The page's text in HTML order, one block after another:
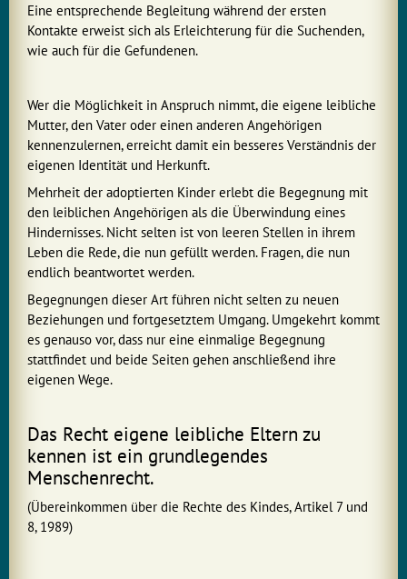
Eine entsprechende Begleitung während der ersten
Kontakte erweist sich als Erleichterung für die Suchenden,
wie auch für die Gefundenen.
Wer die Möglichkeit in Anspruch nimmt, die eigene leibliche
Mutter, den Vater oder einen anderen Angehörigen
kennenzulernen, erreicht damit ein besseres Verständnis der
eigenen Identität und Herkunft.
Mehrheit der adoptierten Kinder erlebt die Begegnung mit
den leiblichen Angehörigen als die Überwindung eines
Hindernisses. Nicht selten ist von leeren Stellen in ihrem
Leben die Rede, die nun gefüllt werden. Fragen, die nun
endlich beantwortet werden.
Begegnungen dieser Art führen nicht selten zu neuen
Beziehungen und fortgesetztem Umgang. Umgekehrt kommt
es genauso vor, dass nur eine einmalige Begegnung
stattfindet und beide Seiten gehen anschließend ihre
eigenen Wege.
Das Recht eigene leibliche Eltern zu
kennen ist ein grundlegendes
Menschenrecht.
(Übereinkommen über die Rechte des Kindes, Artikel 7 und
8, 1989)